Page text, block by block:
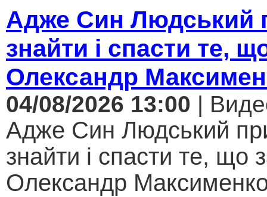
Адже Син Людський
знайти і спасти те,
Олександр
04/08/2026 13:00 |
Адже Син Людський
знайти і спасти те, що
Олександр